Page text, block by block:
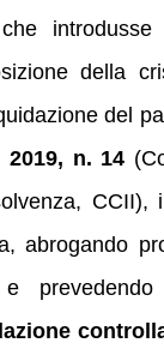
introdusse
della
del
2019, n. 14
abrogando